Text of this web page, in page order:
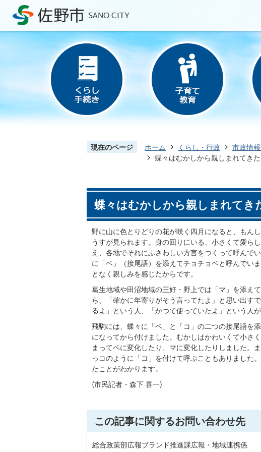
現在のページ ホーム くらし・行政 市政情
蝶々はむかしから親しまれてきた
蝶々はむかしから親しまれてき
野に山に色とりどりの花が咲く四月になると、もん
うすが見られます。身の回りにいる、小さくて愛ら
え、各地でそれにふさわしい方言をつくって呼んで
に「ベ」（接尾語）を添えてチョチョベと呼んでい
となく親しみを感じたからです。
葛生地域や田沼地域の三好・野上では「マ」を添え
ら、「確かに年寄りがそう言ってたよ」と思い出す
るよ」という人、「かつて使っていたよ」という人
飛駒には、蝶々に「ベ」と「コ」の二つの接尾語を
になってから付けました。むかしはかわいくて小さ
まってベに変化したり、マに変化したりしました。
っコのように「コ」を付けて呼ぶこともありました
たことがわかります。
(市民記者・森下 喜一)
この記事に関するお問い合わせ先
総合政策部広報ブランド推進課広報・地域連携係